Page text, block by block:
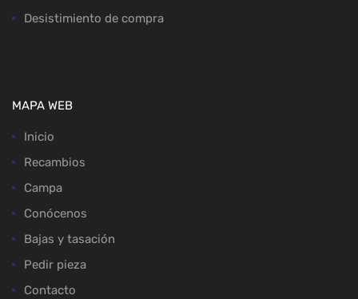
Desistimiento de compra
MAPA WEB
Inicio
Recambios
Campa
Conócenos
Bajas y tasación
Pedir pieza
Contacto